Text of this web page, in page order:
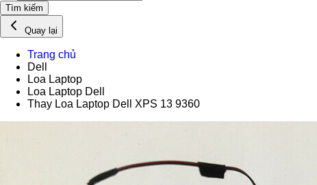
Tìm kiếm
Quay lại
Trang chủ
Dell
Loa Laptop
Loa Laptop Dell
Thay Loa Laptop Dell XPS 13 9360